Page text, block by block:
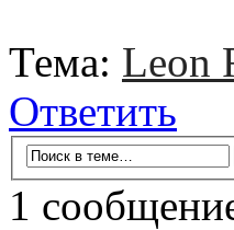
Тема: Leon
Ответить
1